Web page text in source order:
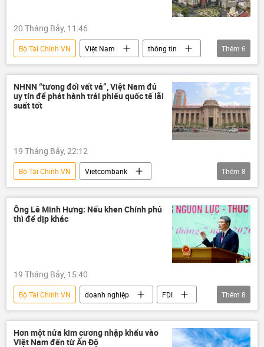
20 Tháng Bảy, 11:46
Bộ Tài Chính VN Việt Nam
thông tin
ODA
tài chính
Kinh tế
chiến lược phát triển kinh tế
tăng trưởng kinh tế
kinh tế thị trường
Thêm 6
NHNN “tương đối vất vả”, Việt Nam đủ
uy tín để phát hành trái phiếu quốc tế lãi
suất tốt
19 Tháng Bảy, 22:12
Bộ Tài Chính VN
Vietcombank
doanh nghiệp
Chính phủ
Ngân hàng Nhà nước
Ngân hàng Nhà nước VN
Thêm 8
Ông Lê Minh Hưng: Nếu khen Chính phủ
thì để dịp khác
19 Tháng Bảy, 15:40
Bộ Tài Chính VN doanh nghiệp
FDI
Việt Nam
Chính trị
Lê Minh Hưng
sản xuất
Kinh doanh
logistics
Thêm 8
Hơn một nửa kim cương nhập khẩu vào
Việt Nam đến từ Ấn Độ